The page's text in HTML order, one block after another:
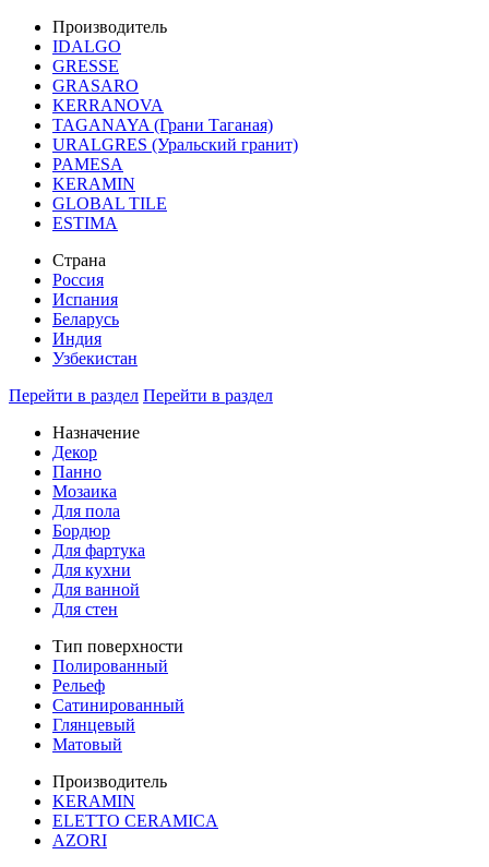
Производитель
IDALGO
GRESSE
GRASARO
KERRANOVA
TAGANAYA (Грани Таганая)
URALGRES (Уральский гранит)
PAMESA
KERAMIN
GLOBAL TILE
ESTIMA
Страна
Россия
Испания
Беларусь
Индия
Узбекистан
Перейти в раздел Перейти в раздел
Назначение
Декор
Панно
Мозаика
Для пола
Бордюр
Для фартука
Для кухни
Для ванной
Для стен
Тип поверхности
Полированный
Рельеф
Сатинированный
Глянцевый
Матовый
Производитель
KERAMIN
ELETTO CERAMICA
AZORI